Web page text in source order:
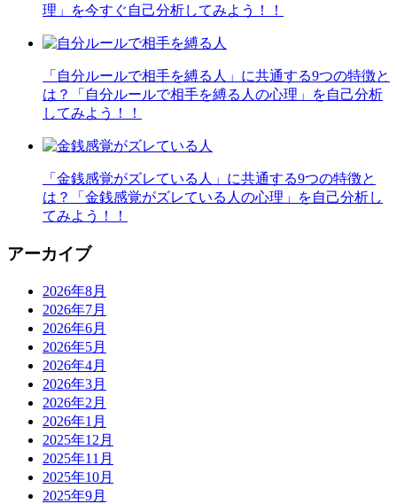
理」を今すぐ自己分析してみよう！！
「自分ルールで相手を縛る人」に共通する9つの特徴と
は？「自分ルールで相手を縛る人の心理」を自己分析
してみよう！！
「金銭感覚がズレている人」に共通する9つの特徴と
は？「金銭感覚がズレている人の心理」を自己分析し
てみよう！！
アーカイブ
2026年8月
2026年7月
2026年6月
2026年5月
2026年4月
2026年3月
2026年2月
2026年1月
2025年12月
2025年11月
2025年10月
2025年9月